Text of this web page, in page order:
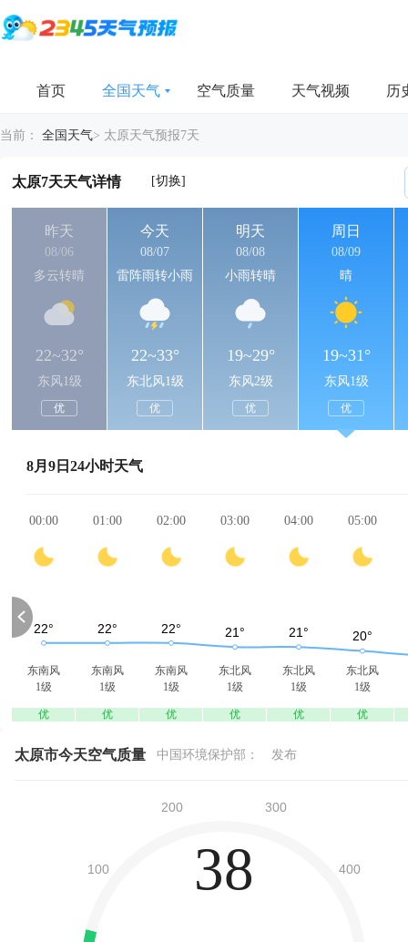
首页 全国天气 空气质量 天气视频 历
当前： 全国天气> 太原天气预报7天
太原7天天气详情 [切换]
昨天
08/06
多云转晴
22~32°
东风1级
优
今天
08/07
雷阵雨转小雨
22~33°
东北风1级
优
明天
08/08
小雨转晴
19~29°
东风2级
优
周日
08/09
晴
19~31°
东风1级
优
8月9日24小时天气
00:00
东南风
1级
优
01:00
东南风
1级
优
02:00
东南风
1级
优
03:00
东北风
1级
优
04:00
东北风
1级
优
05:00
东北风
1级
优
太原市今天空气质量 中国环境保护部： 发布
38